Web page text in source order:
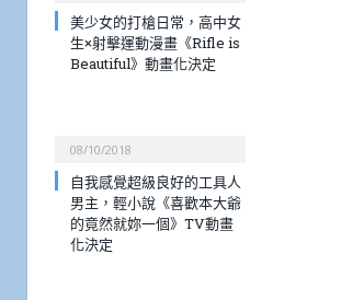
美少女的打槍日常，高中女
生×射擊運動漫畫《Rifle is
Beautiful》動畫化決定
08/10/2018
自我感覺超級良好的工具人
男主，輕小說《喜歡本大爺
的竟然就妳一個》TV動畫
化決定